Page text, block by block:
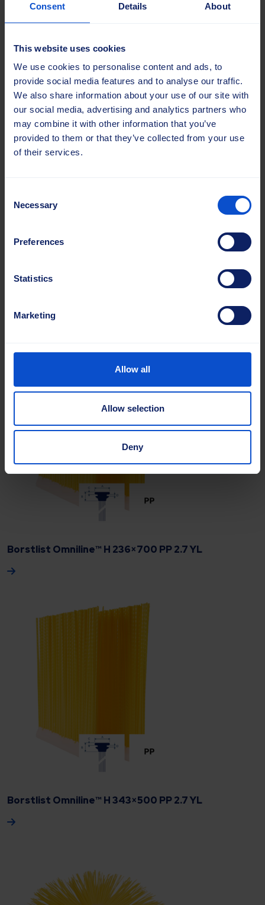
Consent Details About
This website uses cookies
We use cookies to personalise content and ads, to
provide social media features and to analyse our traffic.
We also share information about your use of our site with
our social media, advertising and analytics partners who
may combine it with other information that you’ve
provided to them or that they’ve collected from your use
of their services.
Selection
Necessary
Preferences
Statistics
Marketing
Allow all
Allow selection
Deny
Borstlist Omniline™ C 340×1000 PP 2.7 YL
Borstlist Omniline™ H 236×700 PP 2.7 YL
Borstlist Omniline™ H 343×500 PP 2.7 YL